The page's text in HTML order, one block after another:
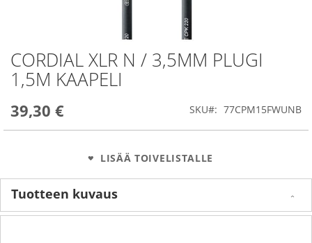
CORDIAL XLR N / 3,5MM PLUGI
1,5M KAAPELI
39,30 € SKU 77CPM15FWUNB
LISÄÄ TOIVELISTALLE
Skip
to
the
of
images
Tuotteen kuvaus